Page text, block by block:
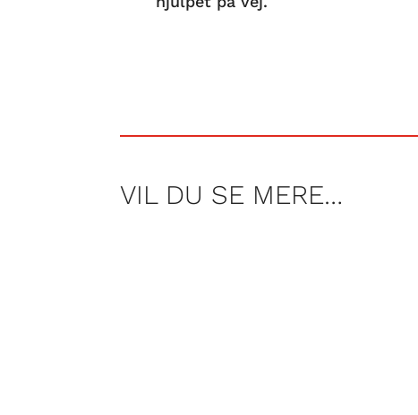
VIL DU SE MERE…